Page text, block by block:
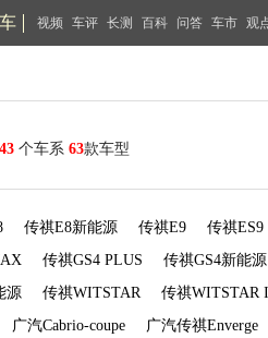
视频 车评 长测 百科 问答 车市 观
43 个车系 63款车型
传祺E8新能源 传祺E9
传祺ES9
传祺GS4 PLUS
传祺GS4新能源
源
传祺WITSTAR
传祺WITSTAR
广汽Cabrio-coupe
广汽传祺Enverge